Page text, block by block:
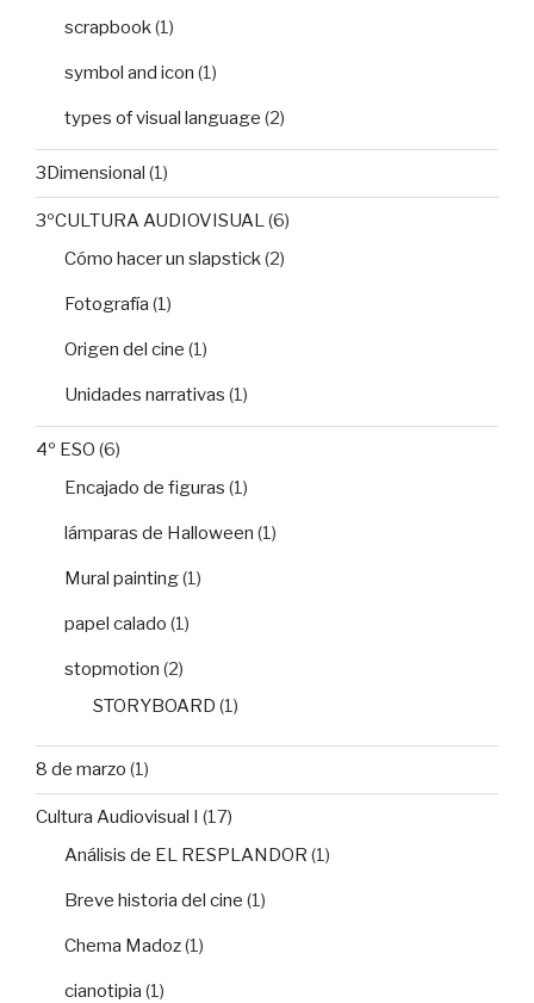
scrapbook(1)
symbol and icon (1)
types of visual language (2)
3Dimensional (1)
3ºCULTURA AUDIOVISUAL(6)
Cómo hacer un slapstick(2)
Fotografía (1)
Origen del cine (1)
Unidades narrativas (1)
4º ESO (6)
Encajado de figuras (1)
lámparas de Halloween (1)
Mural painting(1)
papel calado (1)
stopmotion (2)
STORYBOARD (1)
8 de marzo (1)
Cultura Audiovisual I (17)
Análisis de EL RESPLANDOR (1)
Breve historia del cine (1)
Chema Madoz(1)
cianotipia (1)